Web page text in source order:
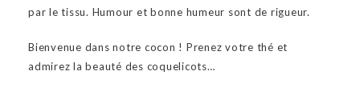
par le tissu. Humour et bonne humeur sont de rigueur.
Bienvenue dans notre cocon ! Prenez votre thé et
admirez la beauté des coquelicots…